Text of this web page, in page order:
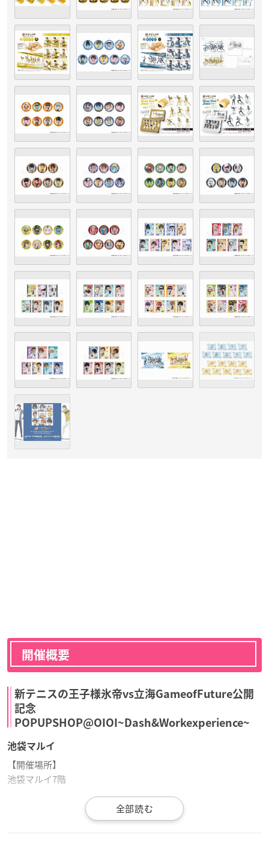
開催概要
新テニスの王子様氷帝vs立海GameofFuture公開
記念
POPUPSHOP@OIOI~Dash&Workexperience~
池袋マルイ
【開催場所】
池袋マルイ7階
2021年1月29日(金)～2月8日(月)